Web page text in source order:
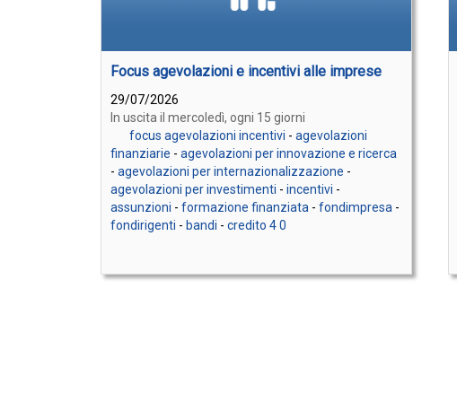
Focus agevolazioni e incentivi alle imprese
29/07/2026
In uscita il mercoledì, ogni 15 giorni
focus agevolazioni incentivi - agevolazioni
finanziarie - agevolazioni per innovazione e ricerca
- agevolazioni per internazionalizzazione -
agevolazioni per investimenti - incentivi -
assunzioni - formazione finanziata - fondimpresa -
fondirigenti - bandi - credito 4 0